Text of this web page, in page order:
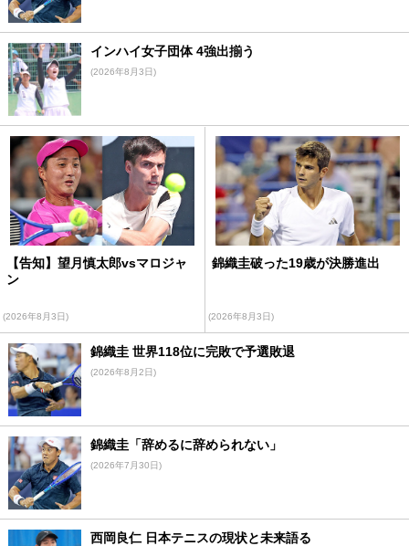
インハイ女子団体 4強出揃う
(2026年8月3日)
【告知】望月慎太郎vsマロジャ
ン
(2026年8月3日)
錦織圭破った19歳が決勝進出
(2026年8月3日)
錦織圭 世界118位に完敗で予選敗退
(2026年8月2日)
錦織圭「辞めるに辞められない」
(2026年7月30日)
西岡良仁 日本テニスの現状と未来語る